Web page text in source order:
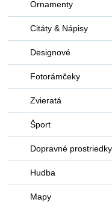
Ornamenty
Citáty & Nápisy
Designové
Fotorámčeky
Zvieratá
Šport
Dopravné prostriedky
Hudba
Mapy